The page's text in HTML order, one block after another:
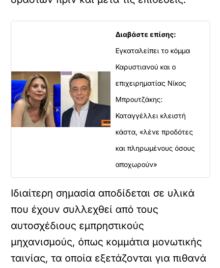
Διαβάστε επίσης:
Εγκαταλείπει το κόμμα
Καρυστιανού και ο
επιχειρηματίας Νίκος
Μπρουτζάκης:
Καταγγέλλει κλειστή
κάστα, «λένε προδότες
και πληρωμένους όσους
αποχωρούν»
Ιδιαίτερη σημασία αποδίδεται σε υλικά
που έχουν συλλεχθεί από τους
αυτοσχέδιους εμπρηστικούς
μηχανισμούς, όπως κομμάτια μονωτικής
ταινίας, τα οποία εξετάζονται για πιθανά